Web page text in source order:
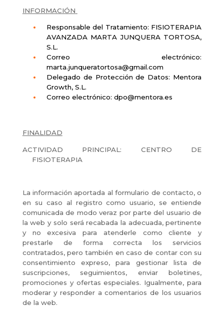
INFORMACIÓN
Responsable del Tratamiento: FISIOTERAPIA
AVANZADA MARTA JUNQUERA TORTOSA,
S.L.
Correo electrónico:
marta.junqueratortosa@gmail.com
Delegado de Protección de Datos: Mentora
Growth, S.L.
Correo electrónico: dpo@mentora.es
FINALIDAD
ACTIVIDAD PRINCIPAL: CENTRO DE
FISIOTERAPIA
La información aportada al formulario de contacto, o
en su caso al registro como usuario, se entiende
comunicada de modo veraz por parte del usuario de
la web y solo será recabada la adecuada, pertinente
y no excesiva para atenderle como cliente y
prestarle de forma correcta los servicios
contratados, pero también en caso de contar con su
consentimiento expreso, para gestionar lista de
suscripciones, seguimientos, enviar boletines,
promociones y ofertas especiales. Igualmente, para
moderar y responder a comentarios de los usuarios
de la web.